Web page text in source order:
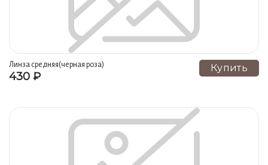
Линза средняя(черная роза)
430 ₽
Купить